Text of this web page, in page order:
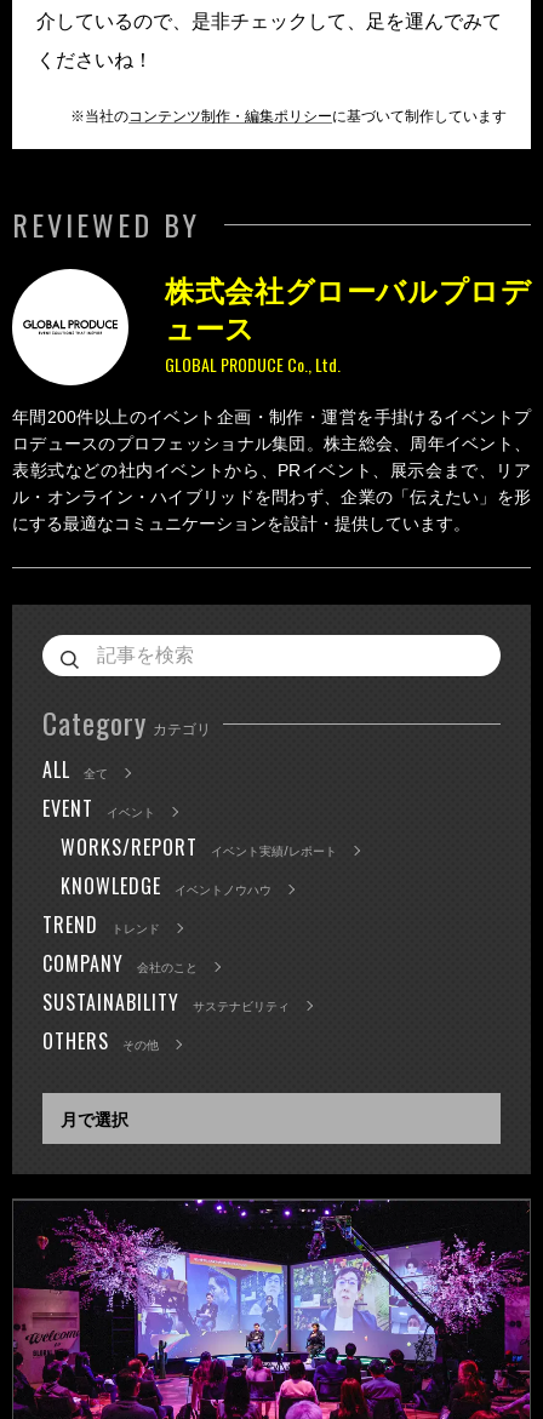
介しているので、是非チェックして、足を運んでみて
くださいね！
※当社のコンテンツ制作・編集ポリシーに基づいて制作しています
REVIEWED BY
GLOBAL PRODUCE Co., Ltd.
株式会社グローバルプロデ
ュース
年間200件以上のイベント企画・制作・運営を手掛けるイベントプ
ロデュースのプロフェッショナル集団。株主総会、周年イベント、
表彰式などの社内イベントから、PRイベント、展示会まで、リア
ル・オンライン・ハイブリッドを問わず、企業の「伝えたい」を形
にする最適なコミュニケーションを設計・提供しています。
Category カテゴリ
ALL 全て
EVENT イベント
WORKS/REPORT イベント実績/レポート
KNOWLEDGE イベントノウハウ
TREND トレンド
COMPANY 会社のこと
SUSTAINABILITY サステナビリティ
OTHERS その他